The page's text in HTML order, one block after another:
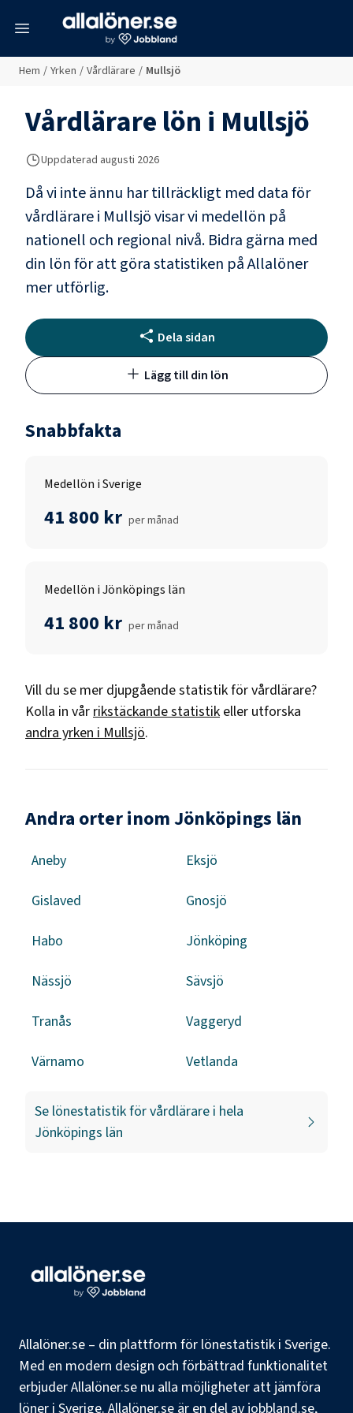
Hem / Yrken / Vårdlärare / Mullsjö
Vårdlärarelön i Mullsjö
Uppdaterad augusti 2026
Då vi inte ännu har tillräckligt med data för
vårdlärarei Mullsjövisar vi medellön på
nationell och regional nivå. Bidra gärna med
din lön för att göra statistiken på Allalöner
mer utförlig.
Dela sidan
Lägg till din lön
Snabbfakta
Medellön i Sverige
41 800 kr per månad
Medellön i Jönköpings län
41 800 kr per månad
Vill du se mer djupgående statistik förvårdlärare?
Kolla in vår rikstäckande statistik eller utforska
andra yrken i Mullsjö.
Andra orter inom Jönköpings län
Aneby Eksjö
Gislaved Gnosjö
Habo Jönköping
Nässjö Sävsjö
Tranås Vaggeryd
Värnamo Vetlanda
Se lönestatistik förvårdlärare i hela
Jönköpings län
Allalöner.se – din plattform för lönestatistik i Sverige.
Med en modern design och förbättrad funktionalitet
erbjuder Allalöner.se nu alla möjligheter att jämföra
löner i Sverige. Allalöner.se är en del av jobbland.se,